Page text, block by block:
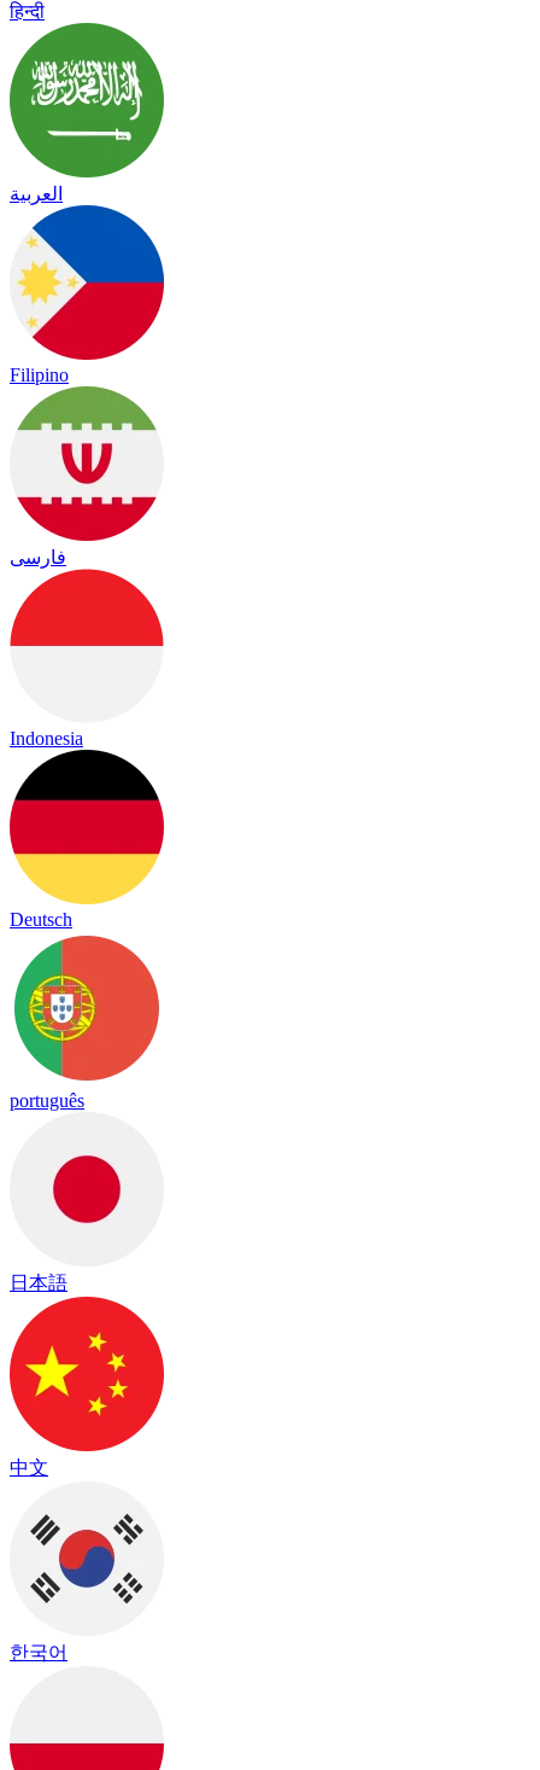
हिन्दी
العربية
Filipino
فارسی
Indonesia
Deutsch
português
日本語
中文
한국어